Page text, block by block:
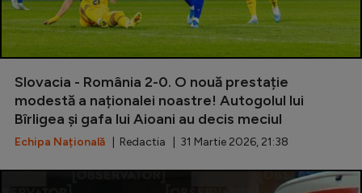
Slovacia - România 2-0. O nouă prestație
modestă a naționalei noastre! Autogolul lui
Bîrligea și gafa lui Aioani au decis meciul
Echipa Națională | Redactia | 31 Martie 2026, 21:38